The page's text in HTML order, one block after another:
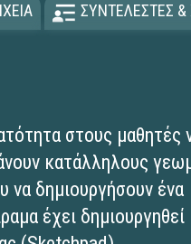
ΣΥΝΤΕΛΕΣΤΕΣ
στους μαθητές
κατάλληλους
να δημιουργήσουν ένα
έχει